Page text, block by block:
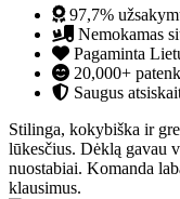
97,7%
Nemokamas
Pagaminta
20,000+
Saugus
Stilinga, kokybiška ir
lūkesčius. Dėklą gavau
nuostabiai. Komanda
klausimus.